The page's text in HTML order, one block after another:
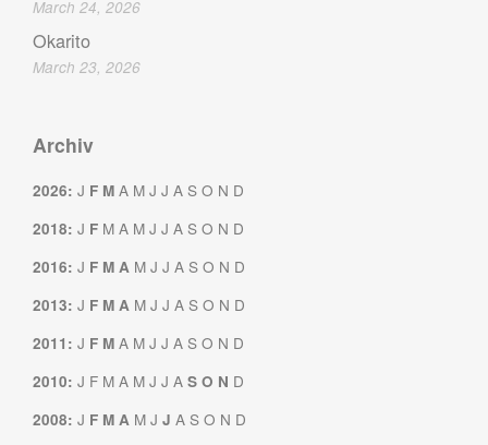
March 24, 2026
Okarito
March 23, 2026
Archiv
2026: J F M A M J J A S O N D
2018: J F M A M J J A S O N D
2016: J F M A M J J A S O N D
2013: J F M A M J J A S O N D
2011 : J F M A M J J A S O N D
2010: J F M A M J J A S O N D
2008: J F M A M J J A S O N D